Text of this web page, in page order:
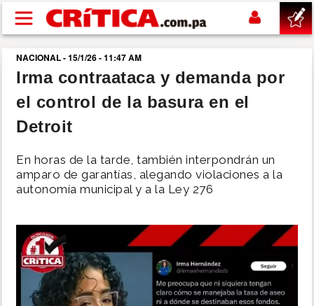
Pasar al contenido principal
buscar
SUCESOS
POLÍTICA
DEPORTES
MUNDO
NACIONAL - 15/1/26 - 11:47 AM
Irma contraataca y demanda por
el control de la basura en el
Detroit
En horas de la tarde, también interpondrán un
amparo de garantías, alegando violaciones a la
autonomía municipal y a la Ley 276